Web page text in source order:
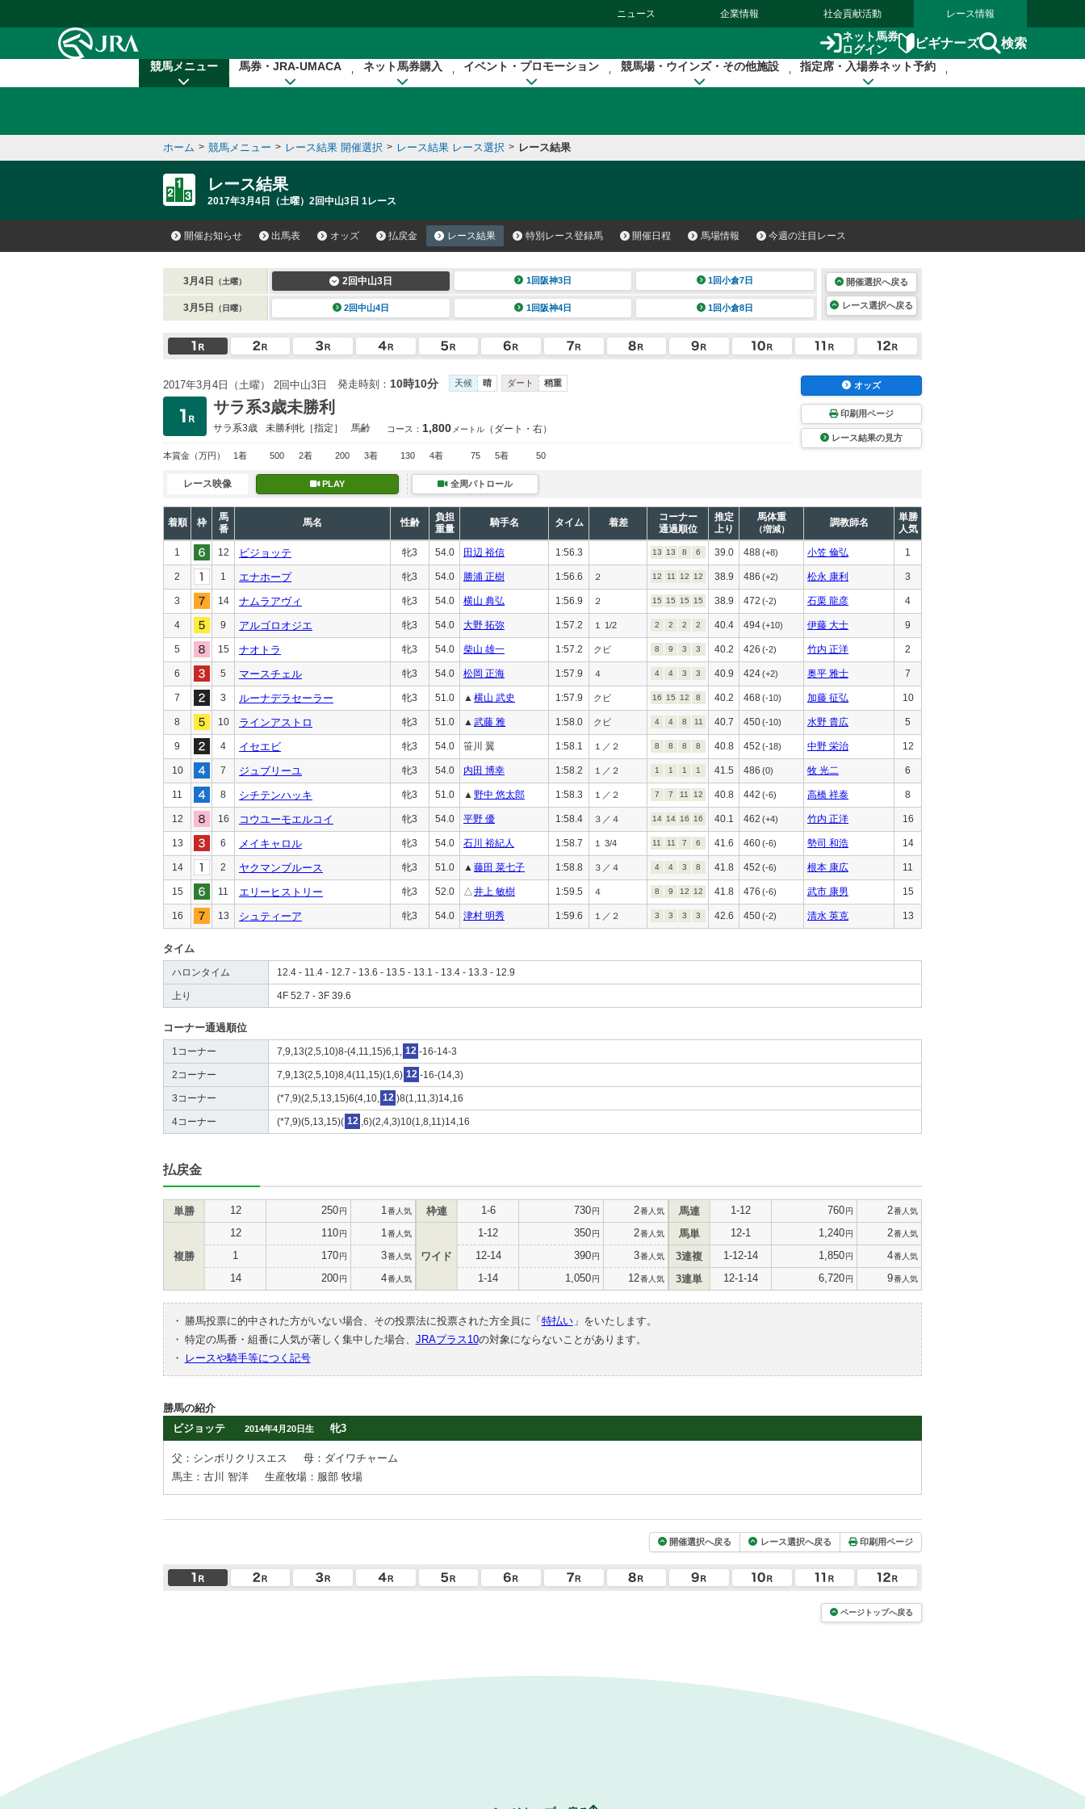
ニュース 企業情報 社会貢献活動 レース情報
ネット馬券
ログイン
ビギナーズ 検索
競馬メニュー 馬券・JRA-UMACA ネット馬券購入 イベント・プロモーション 競馬場・ウインズ・その他施設 指定席・入場券ネット予約
ホーム > 競馬メニュー > レース結果 開催選択 > レース結果 レース選択 > レース結果
レース結果
2017年3月4日（土曜）2回中山3日 1レース
開催お知らせ 出馬表 オッズ 払戻金 レース結果 特別レース登録馬 開催日程 馬場情報 今週の注目レース
3月4日 （土曜） 2回中山3日 1回阪神3日 1回小倉7日
3月5日 （日曜） 2回中山4日 1回阪神4日 1回小倉8日
開催選択へ戻る
レース選択へ戻る
2017年3月4日（土曜） 2回中山3日 発走時刻： 10時10分 天候 晴 ダート 稍重
サラ系3歳未勝利
サラ系3歳 未勝利牝［指定］ 馬齢 コース： 1,800 メートル （ダート・右）
本賞金 （万円） 1着 500 2着 200 3着 130 4着 75 5着 50
オッズ
印刷用ページ
レース結果の見方
レース映像 PLAY 全周パトロール
着順 枠
馬
番
馬名 性齢
負担
重量
騎手名 タイム 着差
コーナー
通過順位
推定
上り
馬体重
（増減）
調教師名
単勝
人気
1 12 ビジョッテ 牝3 54.0 田辺 裕信 1:56.3 13 13 8 6 39.0 488(+8) 小笠 倫弘 1
2 1 エナホープ 牝3 54.0 勝浦 正樹 1:56.6 ２ 12 11 12 12 38.9 486 (+2) 松永 康利 3
3 14 ナムラアヴィ 牝3 54.0 横山 典弘 1:56.9 ２ 15 15 15 15 38.9 472 (-2) 石栗 龍彦 4
4 9 アルゴロオジエ 牝3 54.0 大野 拓弥 1:57.2 １ 1/2 2 2 2 2 40.4 494(+10) 伊藤 大士 9
5 15 ナオトラ 牝3 54.0 柴山 雄一 1:57.2 クビ 8 9 3 3 40.2 426 (-2) 竹内 正洋 2
6 5 マースチェル 牝3 54.0 松岡 正海 1:57.9 ４ 4 4 3 3 40.9 424(+2) 奥平 雅士 7
7 3 ルーナデラセーラー 牝3 51.0 ▲ 横山 武史 1:57.9 クビ 16 15 12 8 40.2 468(-10) 加藤 征弘 10
8 10 ラインアストロ 牝3 51.0 ▲ 武藤 雅 1:58.0 クビ 4 4 8 11 40.7 450(-10) 水野 貴広 5
9 4 イセエビ 牝3 54.0 笹川 翼 1:58.1 １／２ 8 8 8 8 40.8 452 (-18) 中野 栄治 12
10 7 ジュブリーユ 牝3 54.0 内田 博幸 1:58.2 １／２ 1 1 1 1 41.5 486 (0) 牧 光二 6
11 8 シチテンハッキ 牝3 51.0 ▲ 野中 悠太郎 1:58.3 １／２ 7 7 11 12 40.8 442 (-6) 高橋 祥泰 8
12 16 コウユーモエルコイ 牝3 54.0 平野 優 1:58.4 ３／４ 14 14 16 16 40.1 462 (+4) 竹内 正洋 16
13 6 メイキャロル 牝3 54.0 石川 裕紀人 1:58.7 １ 3/4 11 11 7 6 41.6 460(-6) 勢司 和浩 14
14 2 ヤクマンブルース 牝3 51.0 ▲ 藤田 菜七子 1:58.8 ３／４ 4 4 3 8 41.8 452 (-6) 根本 康広 11
15 11 エリーヒストリー 牝3 52.0 △井上 敏樹 1:59.5 ４ 8 9 12 12 41.8 476 (-6) 武市 康男 15
16 13 シュティーア 牝3 54.0 津村 明秀 1:59.6 １／２ 3 3 3 3 42.6 450(-2) 清水 英克 13
タイム
ハロンタイム 12.4 - 11.4 - 12.7 - 13.6 - 13.5 - 13.1 - 13.4 - 13.3 - 12.9
上り 4F 52.7 - 3F 39.6
コーナー通過順位
1コーナー 7,9,13(2,5,10)8-(4,11,15)6,1, 12 -16-14-3
2コーナー 7,9,13(2,5,10)8,4(11,15)(1,6) 12 -16-(14,3)
3コーナー (*7,9)(2,5,13,15)6(4,10, 12 )8(1,11,3)14,16
4コーナー (*7,9)(5,13,15)( 12 ,6)(2,4,3)10(1,8,11)14,16
払戻金
単勝 12 250円 1 番人気
複勝
12 110円 1 番人気
1 170円 3番人気
14 200円 4番人気
枠連 1-6 730円 2番人気
ワイド
1-12 350円 2番人気
12-14 390円 3番人気
1-14 1,050円 12番人気
馬連 1-12 760円 2番人気
馬単 12-1 1,240円 2番人気
3連複 1-12-14 1,850円 4番人気
3連単 12-1-14 6,720円 9番人気
・ 勝馬投票に的中された方がいない場合、その投票法に投票された方全員に「 特払い」をいたします。
・ 特定の馬番・組番に人気が著しく集中した場合、 JRAプラス10の対象にならないことがあります。
・
レースや騎手等につく記号
勝馬の紹介
ビジョッテ
2014年4月20日生 牝3
父：シンボリクリスエス
母：ダイワチャーム
馬主：古川 智洋
生産牧場：服部 牧場
開催選択へ戻る レース選択へ戻る 印刷用ページ
ページトップへ戻る